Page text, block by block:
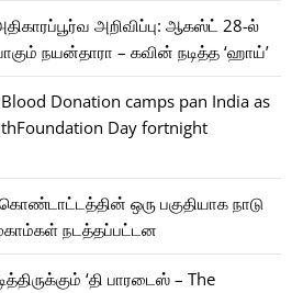
அறிவிப்பு: ஆகஸ்ட் 28-ல்
நயன்தாரா – கவின் நடித்த ‘ஹாய்’
Donation camps pan India as
Day fortnight
ஒரு பகுதியாக நாடு
நடத்தப்பட்டன
‘தி பாரடைஸ் – The